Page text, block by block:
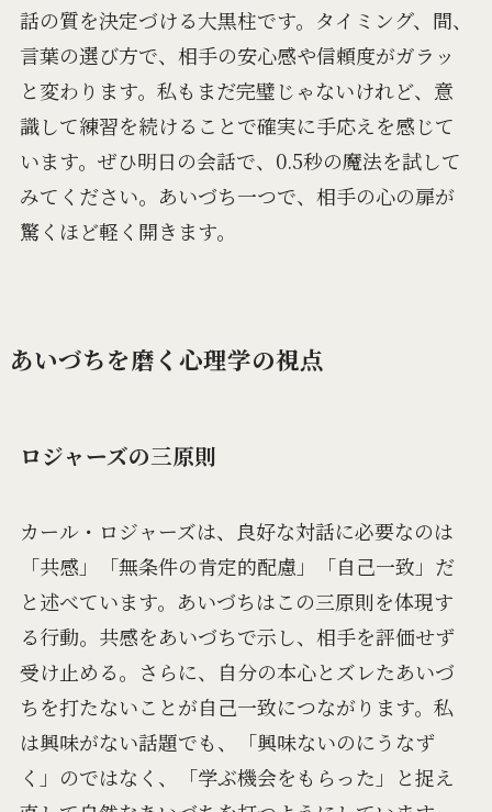
話の質を決定づける大黒柱です。タイミング、間、
言葉の選び方で、相手の安心感や信頼度がガラッ
と変わります。私もまだ完璧じゃないけれど、意
識して練習を続けることで確実に手応えを感じて
います。ぜひ明日の会話で、0.5秒の魔法を試して
みてください。あいづち一つで、相手の心の扉が
驚くほど軽く開きます。
あいづちを磨く心理学の視点
ロジャーズの三原則
カール・ロジャーズは、良好な対話に必要なのは
「共感」「無条件の肯定的配慮」「自己一致」だ
と述べています。あいづちはこの三原則を体現す
る行動。共感をあいづちで示し、相手を評価せず
受け止める。さらに、自分の本心とズレたあいづ
ちを打たないことが自己一致につながります。私
は興味がない話題でも、「興味ないのにうなず
く」のではなく、「学ぶ機会をもらった」と捉え